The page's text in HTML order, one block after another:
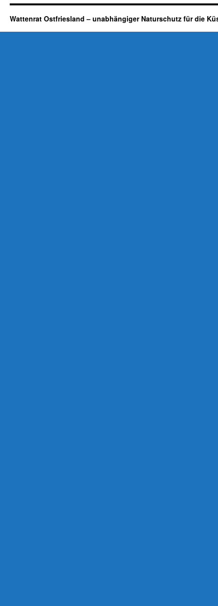
Wattenrat Ostfriesland – unabhängiger Naturschutz für die